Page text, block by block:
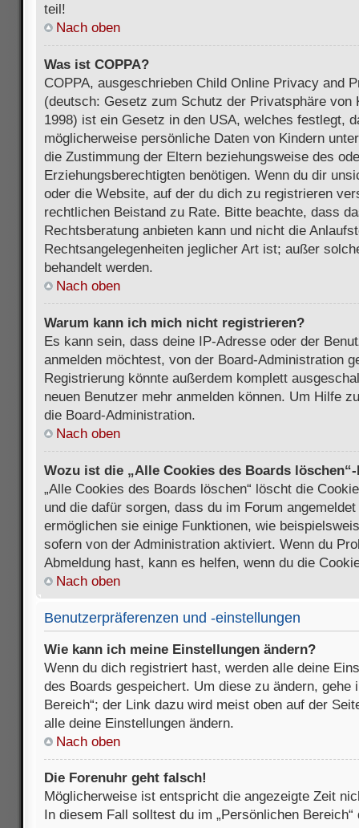
teil!
Nach oben
Was ist COPPA?
COPPA, ausgeschrieben Child Online Privacy and
(deutsch: Gesetz zum Schutz der Privatsphäre von
1998) ist ein Gesetz in den USA, welches festlegt,
möglicherweise persönliche Daten von Kindern
die Zustimmung der Eltern beziehungsweise des
Erziehungsberechtigten benötigen. Wenn du dir
oder die Website, auf der du dich zu registrieren
rechtlichen Beistand zu Rate. Bitte beachte, dass
Rechtsberatung anbieten kann und nicht die
Rechtsangelegenheiten jeglicher Art ist; außer
behandelt werden.
Nach oben
Warum kann ich mich nicht registrieren?
Es kann sein, dass deine IP-Adresse oder der
anmelden möchtest, von der Board-Administration
Registrierung könnte außerdem komplett
neuen Benutzer mehr anmelden können. Um Hilfe
die Board-Administration.
Nach oben
Wozu ist die „Alle Cookies des Boards
„Alle Cookies des Boards löschen“ löscht die
und die dafür sorgen, dass du im Forum
ermöglichen sie einige Funktionen, wie
sofern von der Administration aktiviert. Wenn du
Abmeldung hast, kann es helfen, wenn du die
Nach oben
Benutzerpräferenzen und -einstellungen
Wie kann ich meine Einstellungen ändern?
Wenn du dich registriert hast, werden alle deine
des Boards gespeichert. Um diese zu ändern, gehe
Bereich“; der Link dazu wird meist oben auf der
alle deine Einstellungen ändern.
Nach oben
Die Forenuhr geht falsch!
Möglicherweise ist entspricht die angezeigte Zeit
In diesem Fall solltest du im „Persönlichen